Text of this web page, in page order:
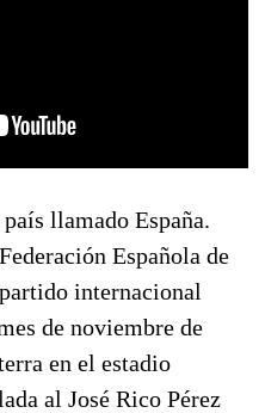
llamado España.
Española de
internacional
de noviembre de
en el estadio
al José Rico Pérez